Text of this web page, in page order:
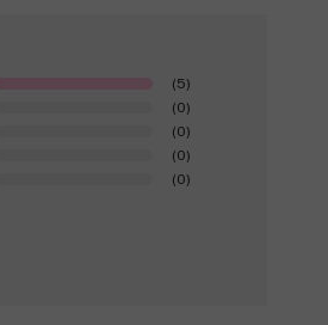
(5)
(0)
(0)
(0)
(0)